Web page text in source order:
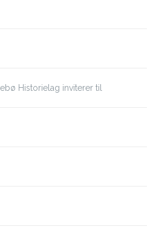
Historielag inviterer til